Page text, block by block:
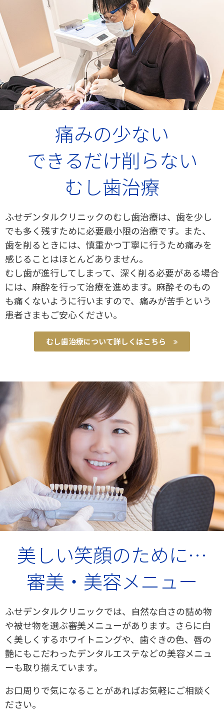
痛みの少ない
できるだけ削らない
むし歯治療
ふせデンタルクリニックのむし歯治療は、歯を少し
でも多く残すために必要最小限の治療です。また、
歯を削るときには、慎重かつ丁寧に行うため痛みを
感じることはほとんどありません。
むし歯が進行してしまって、深く削る必要がある場合
には、麻酔を行って治療を進めます。麻酔そのもの
も痛くないように行いますので、痛みが苦手という
患者さまもご安心ください。
むし歯治療について詳しくはこちら
美しい笑顔のために…
審美・美容メニュー
ふせデンタルクリニックでは、自然な白さの詰め物
や被せ物を選ぶ審美メニューがあります。さらに白
く美しくするホワイトニングや、歯ぐきの色、唇の
艶にもこだわったデンタルエステなどの美容メニュ
ーも取り揃えています。
お口周りで気になることがあればお気軽にご相談く
ださい。